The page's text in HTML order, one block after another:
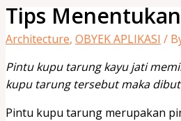
Tips
Architecture, OBYEK APLIKASI /
Pintu kupu tarung kayu jati
kupu tarung tersebut maka
Pintu kupu tarung merupakan